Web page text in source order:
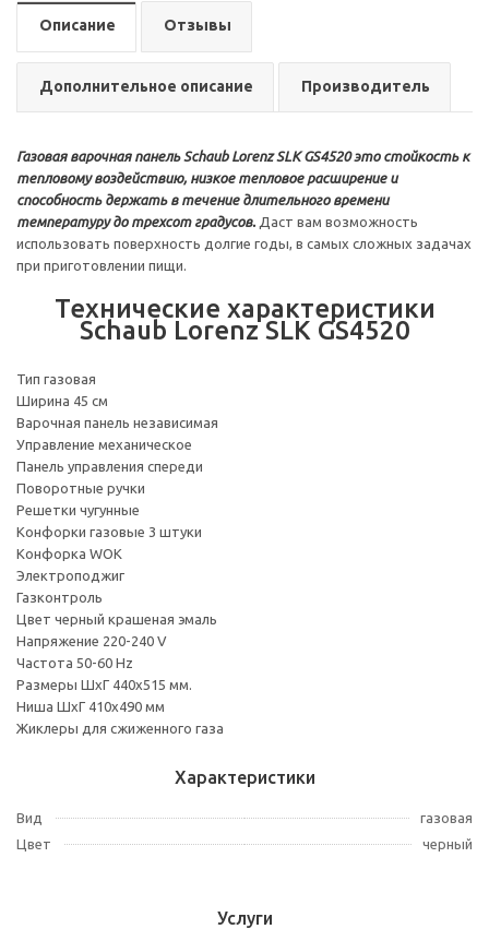
Описание Отзывы
Дополнительное описание Производитель
Газовая варочная панель Schaub Lorenz SLK GS4520 это стойкость к
тепловому воздействию, низкое тепловое расширение и
способность держать в течение длительного времени
температуру до трехсот градусов. Даст вам возможность
использовать поверхность долгие годы, в самых сложных задачах
при приготовлении пищи.
Технические характеристики
Schaub Lorenz SLK GS4520
Тип газовая
Ширина 45 см
Варочная панель независимая
Управление механическое
Панель управления спереди
Поворотные ручки
Решетки чугунные
Конфорки газовые 3 штуки
Конфорка WOK
Электроподжиг
Газконтроль
Цвет черный крашеная эмаль
Напряжение 220-240 V
Частота 50-60 Hz
Размеры ШхГ 440х515 мм.
Ниша ШхГ 410х490 мм
Жиклеры для сжиженного газа
Характеристики
Вид
газовая
Цвет
черный
Услуги